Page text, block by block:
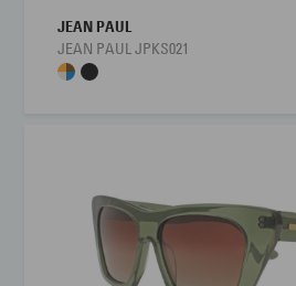
JEAN PAUL
JEAN PAUL JPKS021